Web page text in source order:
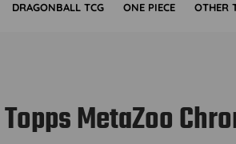
DRAGONBALL TCG ONE PIECE OTHER
Topps MetaZoo